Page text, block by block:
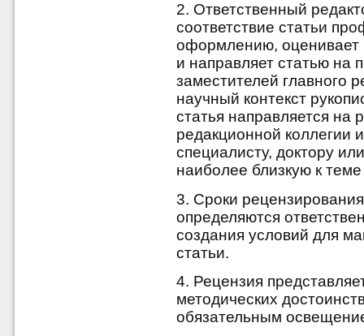
2. Ответственный
соответствие статьи
оформлению, оценивает
и направляет статью на
заместителей главного
научный контекст
статья направляется на
редакционной
специалисту, доктору
наиболее близкую к
3. Сроки
определяются
создания условий для
статьи.
4. Рецензия
методических
обязательным